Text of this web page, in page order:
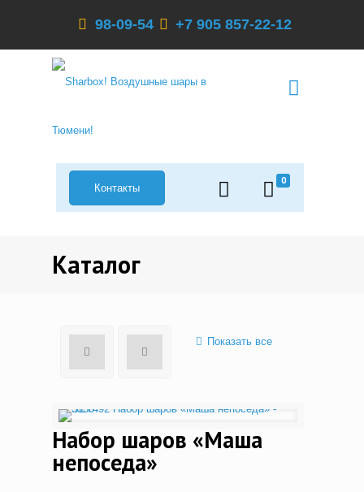
98-09-54 +7 905 857-22-12
0
Контакты
Каталог
Показать все
Набор шаров «Маша
непоседа»